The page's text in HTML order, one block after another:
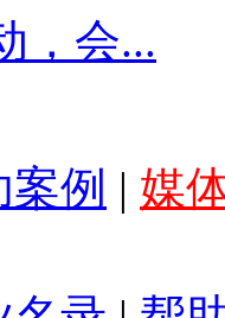
，会...
案例 | 媒